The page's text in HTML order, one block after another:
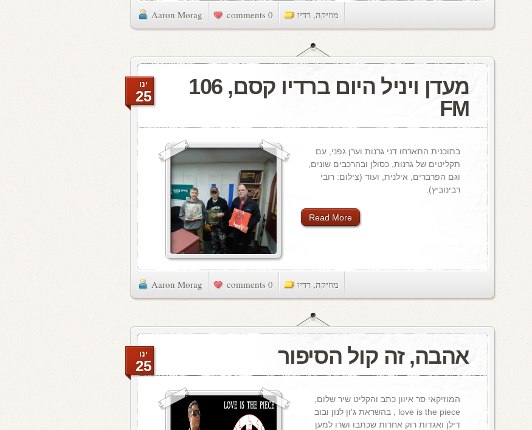
Aaron Morag 0 comments מוזיקה, רדיו
מעדן ויניל היום ברדיו קסם, 106
FM
ינו
25
בתוכנית התארחו דני גרנות וערן גפני, עם
תקליטים של גרנות, כסולן ובהרכבים שונים,
וגם הפרברים, אילנית, ועוד (צילום: רובי
רבינוביץ).
Read More
Aaron Morag 0 comments מוזיקה, רדיו
אהבה, זה קול הסיפור ינו
25
המוזיקאי סר איוון כתב והקליט שיר שלום,
love is the piece , בהשראת ג'ון לנון ובוב
דילן ואגדות רוק אחרות שכתבו ושרו למען